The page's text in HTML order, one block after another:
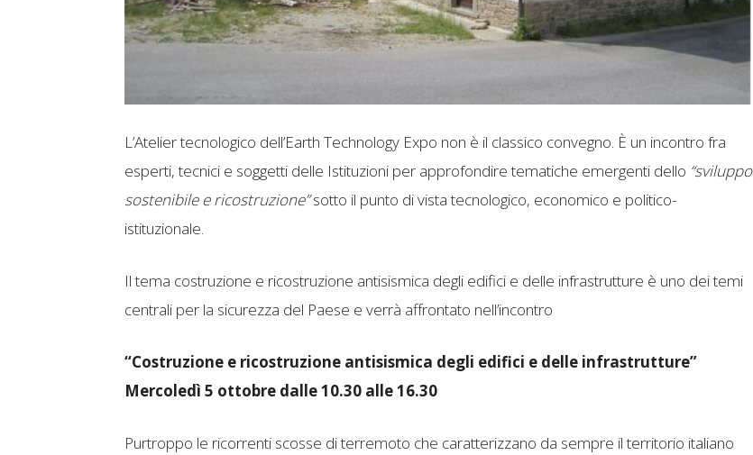
L’Atelier tecnologico dell’Earth Technology Expo non è il classico convegno. È un incontro fra
esperti, tecnici e soggetti delle Istituzioni per approfondire tematiche emergenti dello “sviluppo
sostenibile e ricostruzione”sotto il punto di vista tecnologico, economico e politico-
istituzionale.
Il tema costruzione e ricostruzione antisismica degli edifici e delle infrastrutture è uno dei temi
centrali per la sicurezza del Paese e verrà affrontato nell’incontro
“Costruzione e ricostruzione antisismica degli edifici e delle infrastrutture”
Mercoledì 5 ottobre dalle 10.30 alle 16.30
Purtroppo le ricorrenti scosse di terremoto che caratterizzano da sempre il territorio italiano